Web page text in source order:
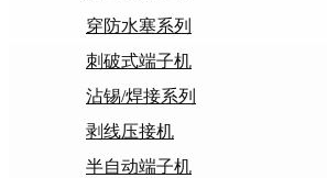
穿防水塞系列
刺破式端子机
沾锡/焊接系列
剥线压接机
半自动端子机